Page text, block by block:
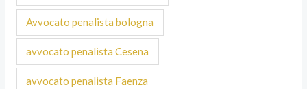
Avvocato penalista bologna
avvocato penalista Cesena
avvocato penalista Faenza